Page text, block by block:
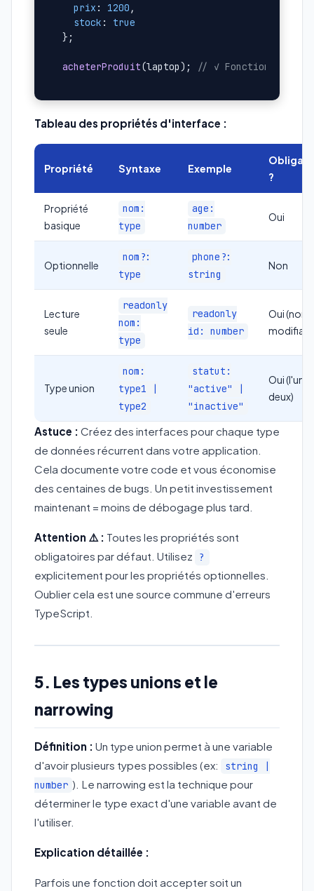
prix : 1200 ,
stock : true
};
acheterProduit(laptop); // ✓ Fonctionne
Tableau des propriétés d'interface :
Propriété Syntaxe Exemple
?
Propriété
basique
nom:
type
age:
number
Oui
Optionnelle
nom?:
type
phone?:
string
Non
Lecture
seule
readonly
nom:
type
readonly
id: number
Oui (non
Type union
nom:
type1 |
type2
statut:
"active" |
"inactive"
Oui (l'un
deux)
Astuce : Créez des interfaces pour chaque type
de données récurrent dans votre application.
Cela documente votre code et vous économise
des centaines de bugs. Un petit investissement
maintenant = moins de débogage plus tard.
Attention ⚠️ : Toutes les propriétés sont
obligatoires par défaut. Utilisez
?
explicitement pour les propriétés optionnelles.
Oublier cela est une source commune d'erreurs
TypeScript.
5. Les types unions et le
narrowing
Définition : Un type union permet à une variable
d'avoir plusieurs types possibles (ex:
string |
number ). Le narrowing est la technique pour
déterminer le type exact d'une variable avant de
l'utiliser.
Explication détaillée :
Parfois une fonction doit accepter soit un